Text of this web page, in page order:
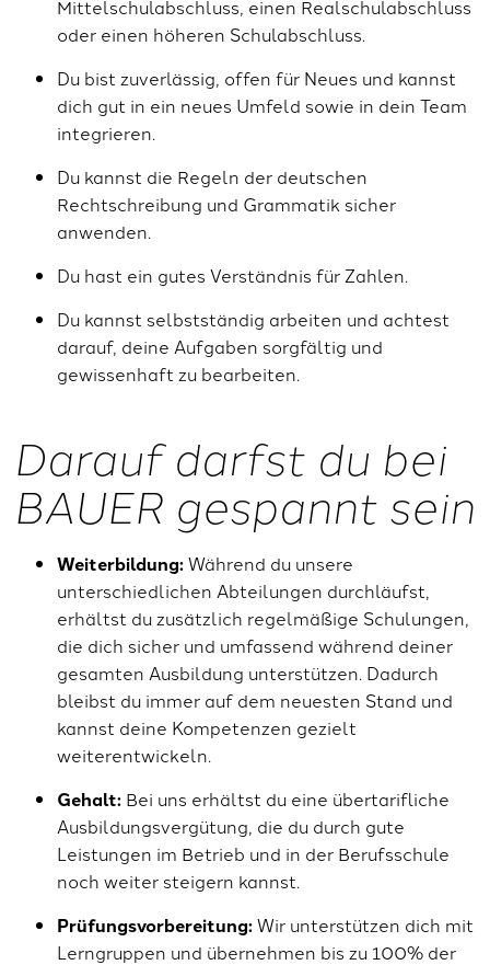
Mittelschulabschluss, einen Realschulabschluss
oder einen höheren Schulabschluss.
Du bist zuverlässig, offen für Neues und kannst
dich gut in ein neues Umfeld sowie in dein Team
integrieren.
Du kannst die Regeln der deutschen
Rechtschreibung und Grammatik sicher
anwenden.
Du hast ein gutes Verständnis für Zahlen.
Du kannst selbstständig arbeiten und achtest
darauf, deine Aufgaben sorgfältig und
gewissenhaft zu bearbeiten.
Darauf darfst du bei
BAUER gespannt sein
Weiterbildung:Während du unsere
unterschiedlichen Abteilungen durchläufst,
erhältst du zusätzlich regelmäßige Schulungen,
die dich sicher und umfassend während deiner
gesamten Ausbildung unterstützen. Dadurch
bleibst du immer auf dem neuesten Stand und
kannst deine Kompetenzen gezielt
weiterentwickeln.
Gehalt: Bei uns erhältst du eine übertarifliche
Ausbildungsvergütung, die du durch gute
Leistungen im Betrieb und in der Berufsschule
noch weiter steigern kannst.
Prüfungsvorbereitung:Wir unterstützen dich mit
Lerngruppen und übernehmen bis zu 100% der